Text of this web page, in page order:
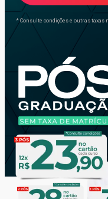
* Consulte condições e outras